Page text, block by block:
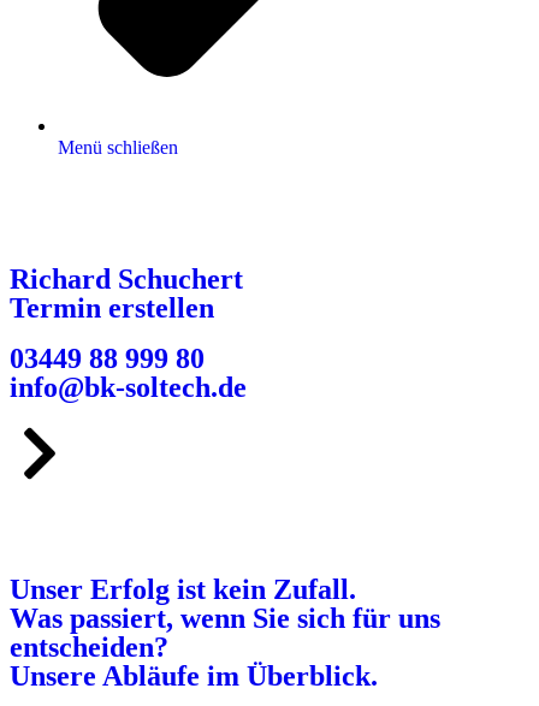
Menü schließen
Richard Schuchert
Termin erstellen
03449 88 999 80
info@bk-soltech.de
Unser Erfolg ist kein Zufall.
Was passiert, wenn Sie sich für uns
entscheiden?
Unsere Abläufe im Überblick.